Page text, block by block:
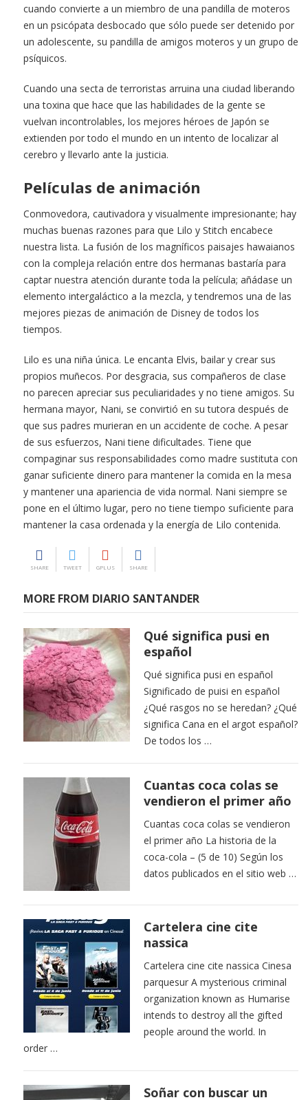
cuando convierte a un miembro de una pandilla de moteros
en un psicópata desbocado que sólo puede ser detenido por
un adolescente, su pandilla de amigos moteros y un grupo de
psíquicos.
Cuando una secta de terroristas arruina una ciudad liberando
una toxina que hace que las habilidades de la gente se
vuelvan incontrolables, los mejores héroes de Japón se
extienden por todo el mundo en un intento de localizar al
cerebro y llevarlo ante la justicia.
Películas de animación
Conmovedora, cautivadora y visualmente impresionante; hay
muchas buenas razones para que Lilo y Stitch encabece
nuestra lista. La fusión de los magníficos paisajes hawaianos
con la compleja relación entre dos hermanas bastaría para
captar nuestra atención durante toda la película; añádase un
elemento intergaláctico a la mezcla, y tendremos una de las
mejores piezas de animación de Disney de todos los
tiempos.
Lilo es una niña única. Le encanta Elvis, bailar y crear sus
propios muñecos. Por desgracia, sus compañeros de clase
no parecen apreciar sus peculiaridades y no tiene amigos. Su
hermana mayor, Nani, se convirtió en su tutora después de
que sus padres murieran en un accidente de coche. A pesar
de sus esfuerzos, Nani tiene dificultades. Tiene que
compaginar sus responsabilidades como madre sustituta con
ganar suficiente dinero para mantener la comida en la mesa
y mantener una apariencia de vida normal. Nani siempre se
pone en el último lugar, pero no tiene tiempo suficiente para
mantener la casa ordenada y la energía de Lilo contenida.
SHARE TWEET GPLUS SHARE
MORE FROM DIARIO SANTANDER
Qué significa pusi en
español
Qué significa pusi en español
Significado de puisi en español
¿Qué rasgos no se heredan? ¿Qué
significa Cana en el argot español?
De todos los …
Cuantas coca colas se
vendieron el primer año
Cuantas coca colas se vendieron
el primer año La historia de la
coca-cola – (5 de 10) Según los
datos publicados en el sitio web …
Cartelera cine cite
nassica
Cartelera cine cite nassica Cinesa
parquesur A mysterious criminal
organization known as Humarise
intends to destroy all the gifted
people around the world. In
order …
Soñar con buscar un